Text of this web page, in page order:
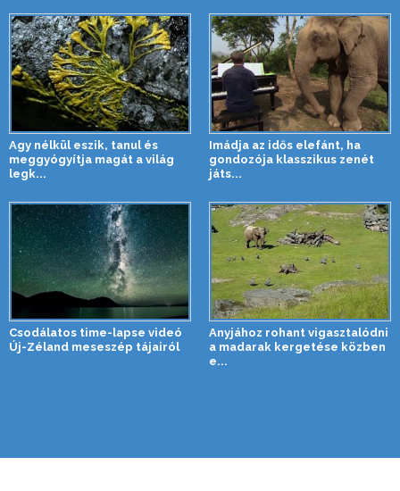
Agy nélkül eszik, tanul és
meggyógyítja magát a világ
legk...
Imádja az idős elefánt, ha
gondozója klasszikus zenét
játs...
Csodálatos time-lapse videó
Új-Zéland meseszép tájairól
Anyjához rohant vigasztalódni
a madarak kergetése közben
e...